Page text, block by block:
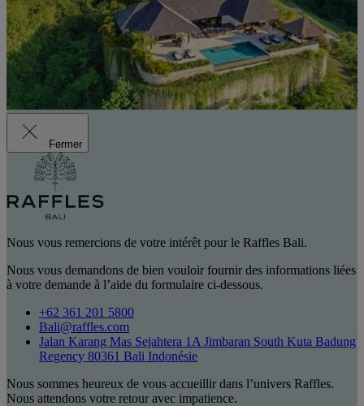
Fermer
Nous vous remercions de votre intérêt pour le Raffles Bali.
Nous vous demandons de bien vouloir fournir des informations liées
à votre demande à l’aide du formulaire ci-dessous.
+62 361 201 5800
Bali@raffles.com
Jalan Karang Mas Sejahtera 1A Jimbaran South Kuta Badung
Regency 80361 Bali Indonésie
Nous sommes heureux de vous accueillir dans l’univers Raffles.
Nous attendons votre retour avec impatience.